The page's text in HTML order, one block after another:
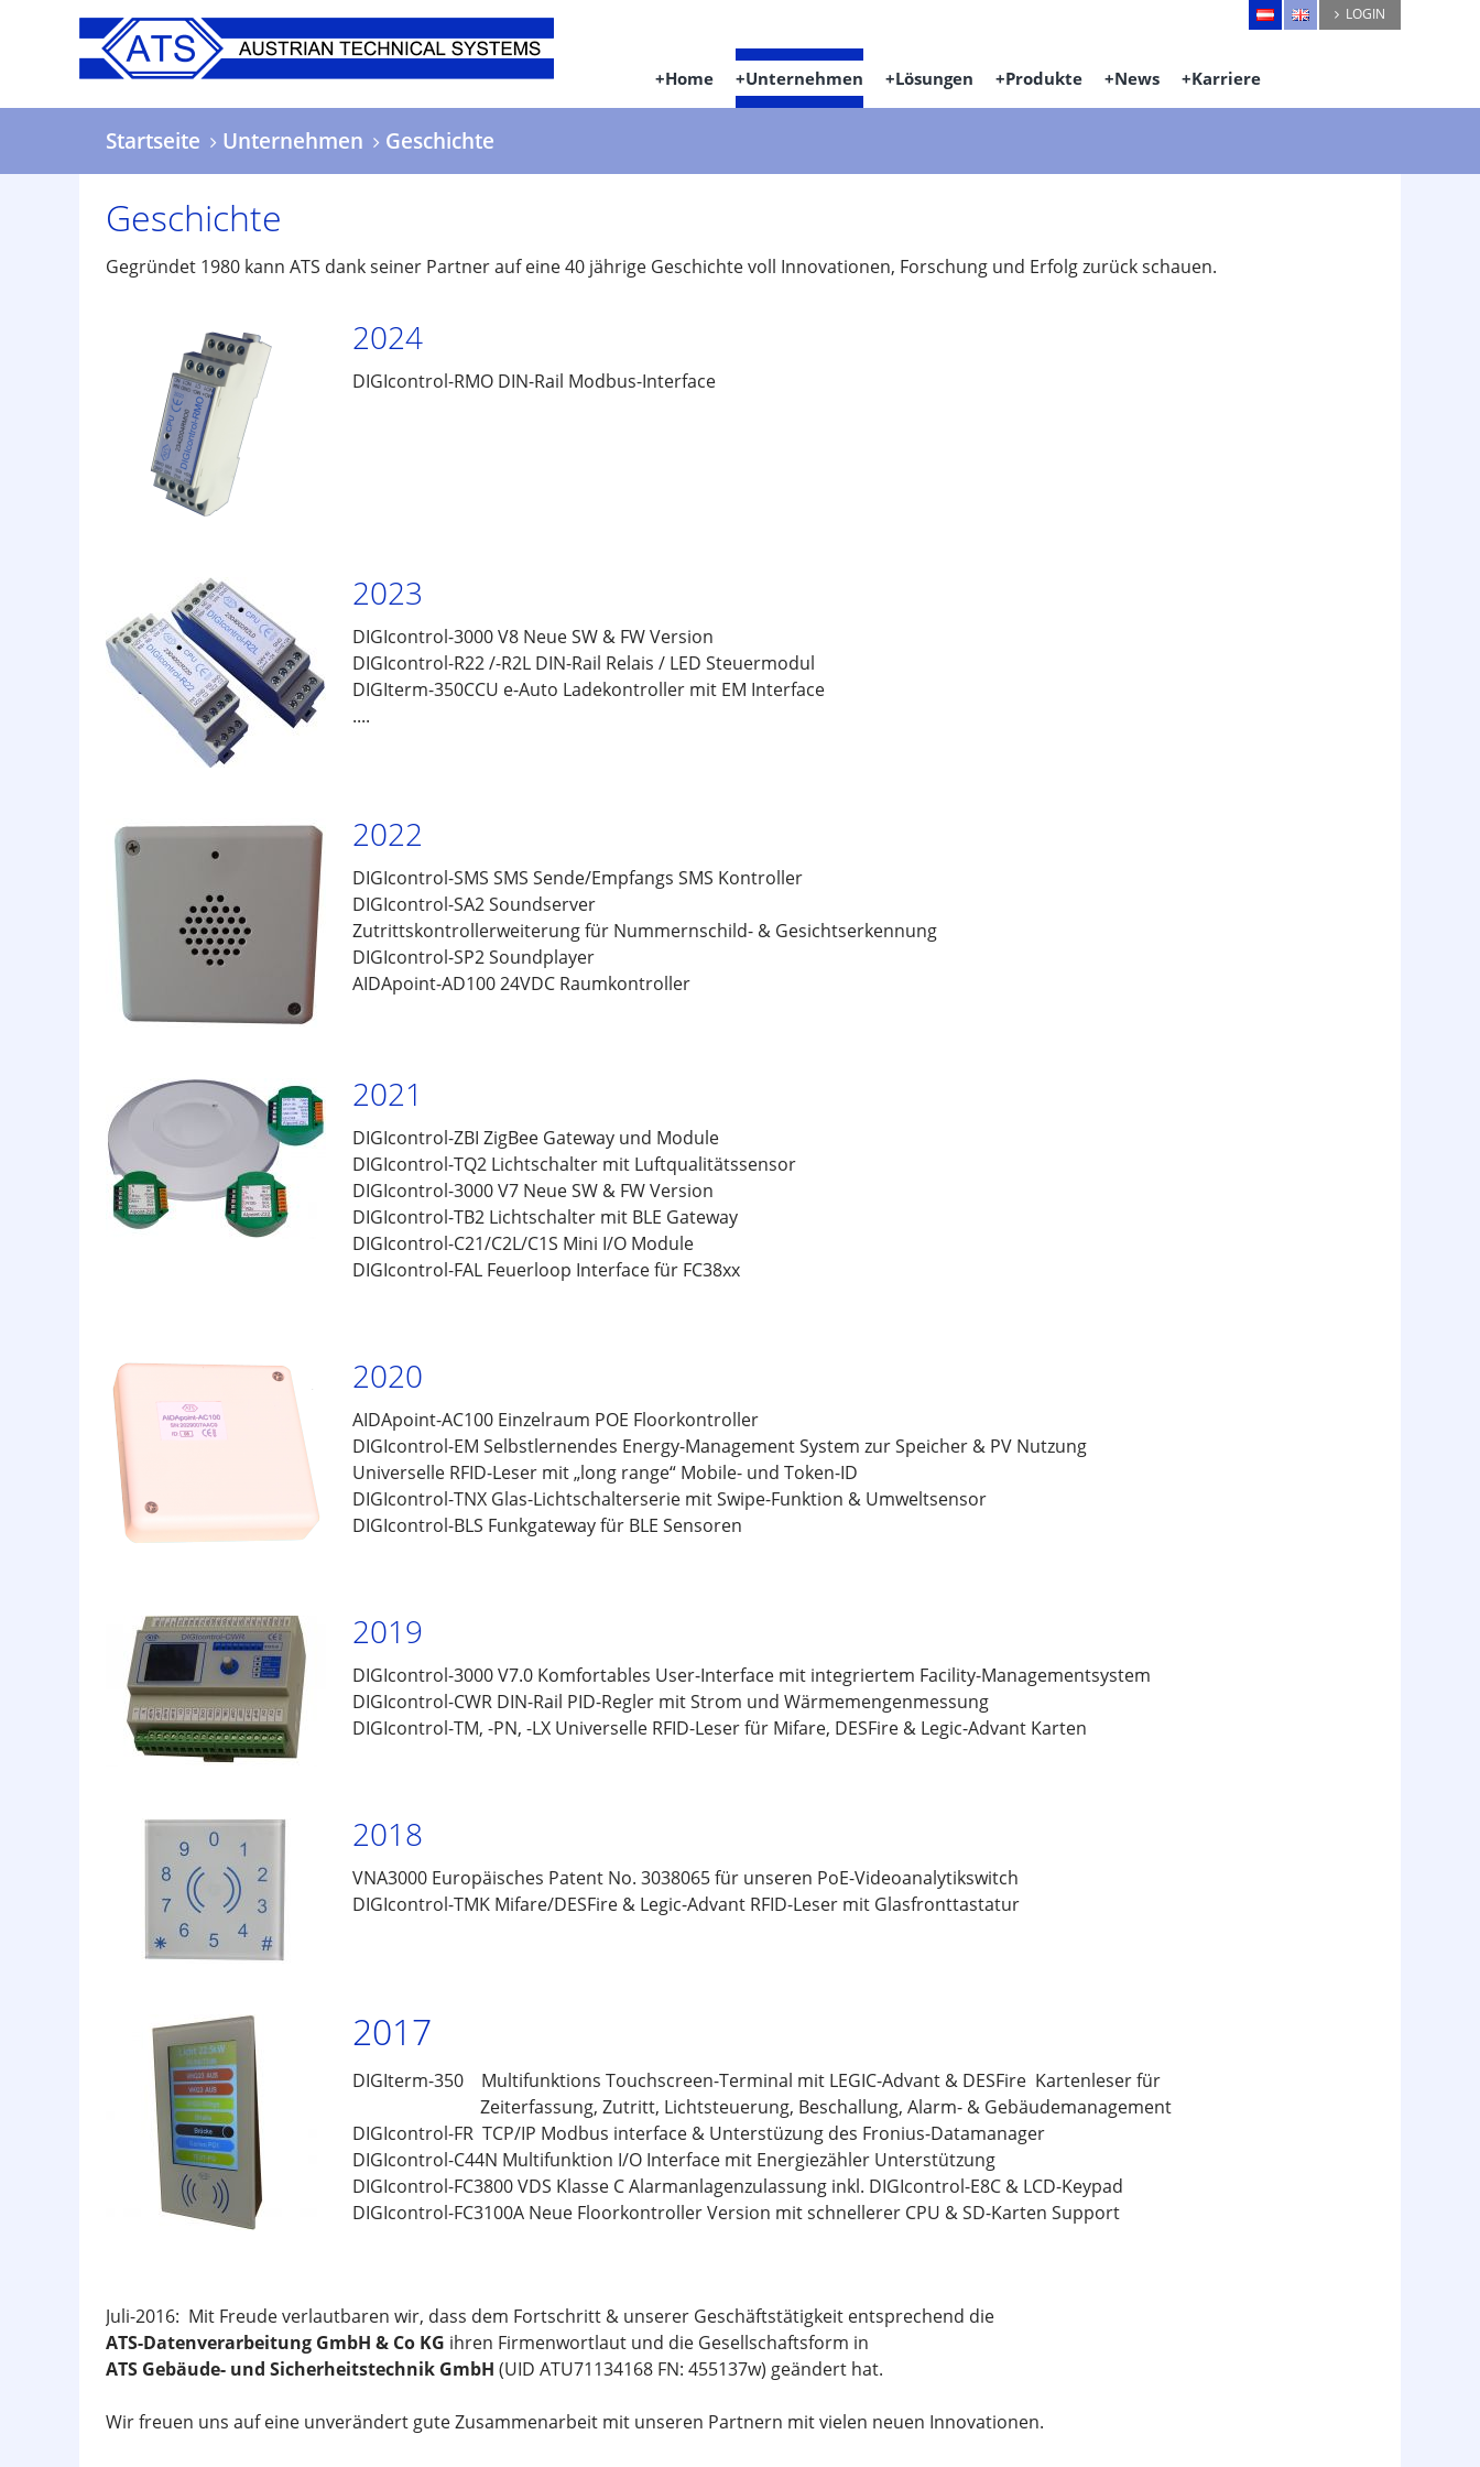
LOGIN
Home Unternehmen Lösungen Produkte News Karriere
Startseite Unternehmen Geschichte
Geschichte
Gegründet 1980 kann ATS dank seiner Partner auf eine 40 jährige Geschichte voll Innovationen, Forschung und Erfolg zurück schauen.
2024
DIGIcontrol-RMO DIN-Rail Modbus-Interface
2023
DIGIcontrol-3000 V8 Neue SW & FW Version
DIGIcontrol-R22 /-R2L DIN-Rail Relais / LED Steuermodul
DIGIterm-350CCU e-Auto Ladekontroller mit EM Interface
....
2022
DIGIcontrol-SMS SMS Sende/Empfangs SMS Kontroller
DIGIcontrol-SA2 Soundserver
Zutrittskontrollerweiterung für Nummernschild- & Gesichtserkennung
DIGIcontrol-SP2 Soundplayer
AIDApoint-AD100 24VDC Raumkontroller
2021
DIGIcontrol-ZBI ZigBee Gateway und Module
DIGIcontrol-TQ2 Lichtschalter mit Luftqualitätssensor
DIGIcontrol-3000 V7 Neue SW & FW Version
DIGIcontrol-TB2 Lichtschalter mit BLE Gateway
DIGIcontrol-C21/C2L/C1S Mini I/O Module
DIGIcontrol-FAL Feuerloop Interface für FC38xx
2020
AIDApoint-AC100 Einzelraum POE Floorkontroller
DIGIcontrol-EM Selbstlernendes Energy-Management System zur Speicher & PV Nutzung
Universelle RFID-Leser mit „long range“ Mobile- und Token-ID
DIGIcontrol-TNX Glas-Lichtschalterserie mit Swipe-Funktion & Umweltsensor
DIGIcontrol-BLS Funkgateway für BLE Sensoren
2019
DIGIcontrol-3000 V7.0 Komfortables User-Interface mit integriertem Facility-Managementsystem
DIGIcontrol-CWR DIN-Rail PID-Regler mit Strom und Wärmemengenmessung
DIGIcontrol-TM, -PN, -LX Universelle RFID-Leser für Mifare, DESFire & Legic-Advant Karten
2018
VNA3000 Europäisches Patent No. 3038065 für unseren PoE-Videoanalytikswitch
DIGIcontrol-TMK Mifare/DESFire & Legic-Advant RFID-Leser mit Glasfronttastatur
2017
DIGIterm-350 Multifunktions Touchscreen-Terminal mit LEGIC-Advant & DESFire Kartenleser für
Zeiterfassung, Zutritt, Lichtsteuerung, Beschallung, Alarm- & Gebäudemanagement
DIGIcontrol-FR TCP/IP Modbus interface & Unterstüzung des Fronius-Datamanager
DIGIcontrol-C44N Multifunktion I/O Interface mit Energiezähler Unterstützung
DIGIcontrol-FC3800 VDS Klasse C Alarmanlagenzulassung inkl. DIGIcontrol-E8C & LCD-Keypad
DIGIcontrol-FC3100A Neue Floorkontroller Version mit schnellerer CPU & SD-Karten Support
Juli-2016: Mit Freude verlautbaren wir, dass dem Fortschritt & unserer Geschäftstätigkeit entsprechend die
ATS-Datenverarbeitung GmbH & Co KG ihren Firmenwortlaut und die Gesellschaftsform in
ATS Gebäude- und Sicherheitstechnik GmbH (UID ATU71134168 FN: 455137w) geändert hat.
Wir freuen uns auf eine unverändert gute Zusammenarbeit mit unseren Partnern mit vielen neuen Innovationen.